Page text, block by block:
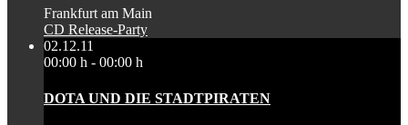
Frankfurt am Main
CD Release-Party
02.12.11
00:00 h - 00:00 h
DOTA UND DIE STADTPIRATEN